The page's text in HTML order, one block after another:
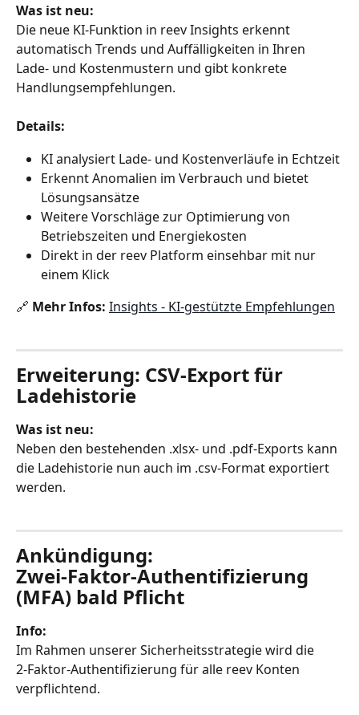
Was ist neu:
Die neue KI‑Funktion in reev Insights erkennt
automatisch Trends und Auffälligkeiten in Ihren
Lade‑ und Kostenmustern und gibt konkrete
Handlungsempfehlungen.
Details:
KI analysiert Lade‑ und Kostenverläufe in Echtzeit
Erkennt Anomalien im Verbrauch und bietet
Lösungsansätze
Weitere Vorschläge zur Optimierung von
Betriebszeiten und Energiekosten
Direkt in der reev Platform einsehbar mit nur
einem Klick
🔗 Mehr Infos: Insights - KI-gestützte Empfehlungen
Erweiterung: CSV‑Export für
Ladehistorie
Was ist neu:
Neben den bestehenden .xlsx‑ und .pdf‑Exports kann
die Ladehistorie nun auch im .csv‑Format exportiert
werden.
Ankündigung:
Zwei‑Faktor‑Authentifizierung
(MFA) bald Pflicht
Info:
Im Rahmen unserer Sicherheitsstrategie wird die
2‑Faktor‑Authentifizierung für alle reev Konten
verpflichtend.